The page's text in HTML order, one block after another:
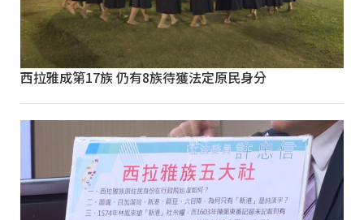
西拉雅成第17族 仍有8族待獲法定原民身分